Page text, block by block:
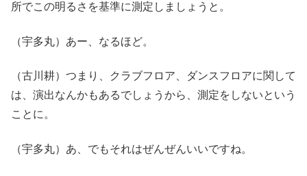
所でこの明るさを基準に測定しましょうと。
（宇多丸）あー、なるほど。
（古川耕）つまり、クラブフロア、ダンスフロアに関して
は、演出なんかもあるでしょうから、測定をしないという
ことに。
（宇多丸）あ、でもそれはぜんぜんいいですね。